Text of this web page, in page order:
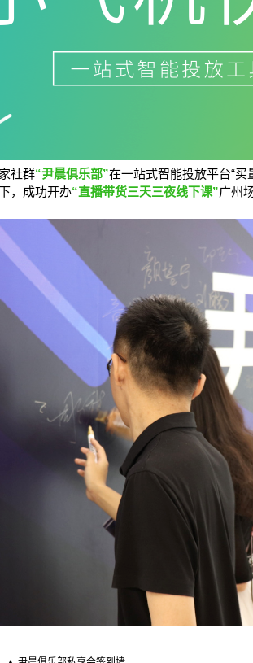
社群“尹晨俱乐部”在一站式智能投放平台“买
，成功开办“直播带货三天三夜线下课”广州